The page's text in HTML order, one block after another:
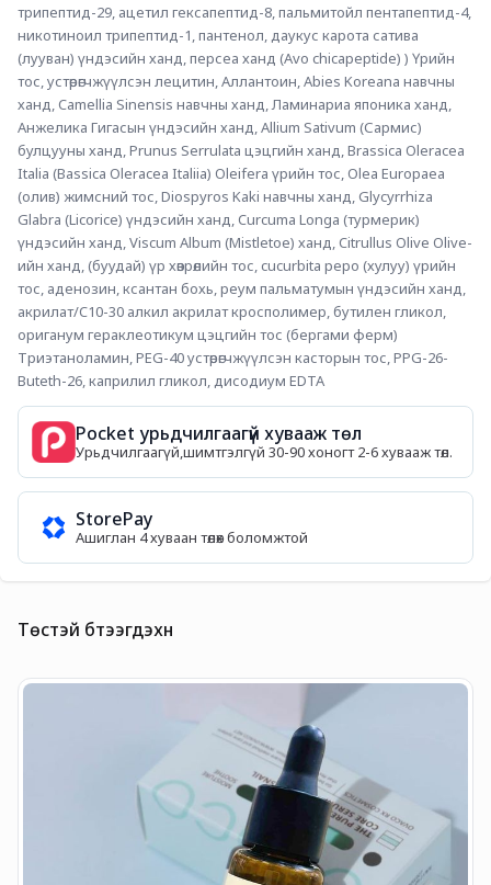
трипептид-29, ацетил гексапептид-8, пальмитойл пентапептид-4,
никотиноил трипептид-1, пантенол, даукус карота сатива
(лууван) үндэсийн ханд, персеа ханд (Avo chicapeptide) ) Үрийн
тос, устөрөгчжүүлсэн лецитин, Аллантоин, Abies Koreana навчны
ханд, Camellia Sinensis навчны ханд, Ламинариа японика ханд,
Анжелика Гигасын үндэсийн ханд, Allium Sativum (Сармис)
булцууны ханд, Prunus Serrulata цэцгийн ханд, Brassica Oleracea
Italia (Bassica Oleracea Italiia) Oleifera үрийн тос, Olea Europaea
(олив) жимсний тос, Diospyros Kaki навчны ханд, Glycyrrhiza
Glabra (Licorice) үндэсийн ханд, Curcuma Longa (турмерик)
үндэсийн ханд, Viscum Album (Mistletoe) ханд, Citrullus Olive Olive-
ийн ханд, (буудай) үр хөврөлийн тос, cucurbita pepo (хулуу) үрийн
тос, аденозин, ксантан бохь, реум пальматумын үндэсийн ханд,
акрилат/C10-30 алкил акрилат кросполимер, бутилен гликол,
ориганум гераклеотикум цэцгийн тос (бергами ферм)
Триэтаноламин, PEG-40 устөрөгчжүүлсэн касторын тос, PPG-26-
Buteth-26, каприлил гликол, дисодиум EDTA
Pocket урьдчилгаагүй хувааж төл
Урьдчилгаагүй,шимтгэлгүй 30-90 хоногт 2-6 хувааж төл.
StorePay
Ашиглан 4 хуваан төлөх боломжтой
Төстэй бүтээгдэхүүн